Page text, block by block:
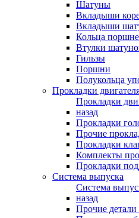
Шатуны
Вкладыши
Вкладыши
Кольца
Втулки
Гильзы
Поршни
Полукольца
Прокладки
Прокладки
назад
Прокладки
Прочие
Прокладки
Комплекты
Прокладки
Система выпуска
Система
назад
Прочие детали